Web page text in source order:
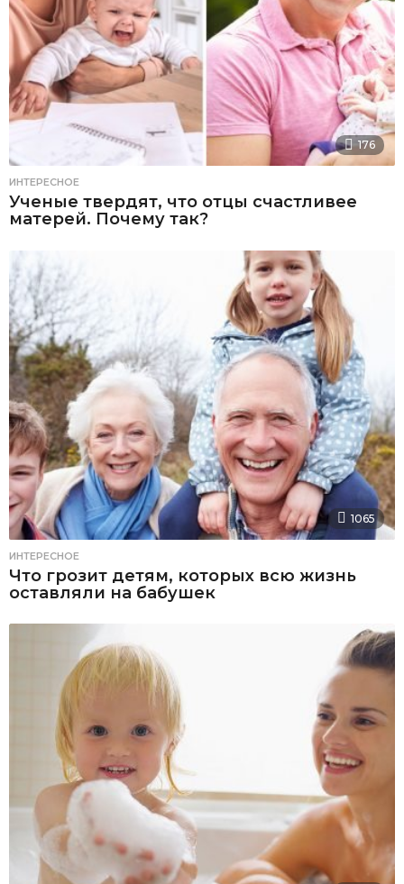
176
ИНТЕРЕСНОЕ
Ученые твердят, что отцы счастливее
матерей. Почему так?
1065
ИНТЕРЕСНОЕ
Что грозит детям, которых всю жизнь
оставляли на бабушек